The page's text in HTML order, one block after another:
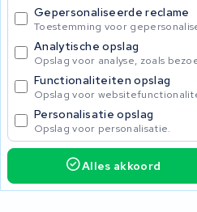
Gepersonaliseerde reclame
Toestemming voor
Analytische opslag
Opslag voor analyse, zoals
Functionaliteiten opslag
Opslag voor
Personalisatie opslag
Opslag voor personalisatie.
Alles akkoord